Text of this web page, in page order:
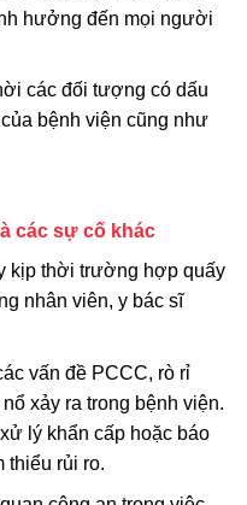
hưởng đến mọi người
các đối tượng có dấu
bệnh viện cũng như
các sự cố khác
kịp thời trường hợp quấy
nhân viên, y bác sĩ
vấn đề PCCC, rò rỉ
xảy ra trong bệnh viện.
lý khẩn cấp hoặc báo
thiểu rủi ro.